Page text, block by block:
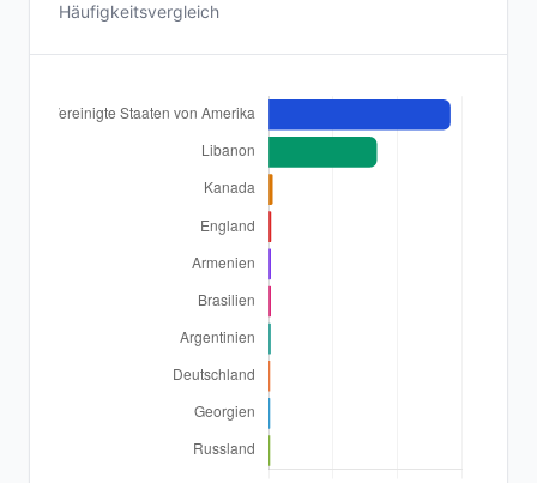
Häufigkeitsvergleich